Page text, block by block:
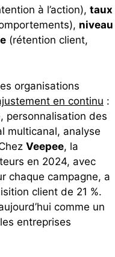
à l’action), taux
niveau
(rétention client,
organisations
en continu :
personnalisation des
multicanal, analyse
Veepee, la
en 2024, avec
chaque campagne, a
client de 21 %.
comme un
entreprises